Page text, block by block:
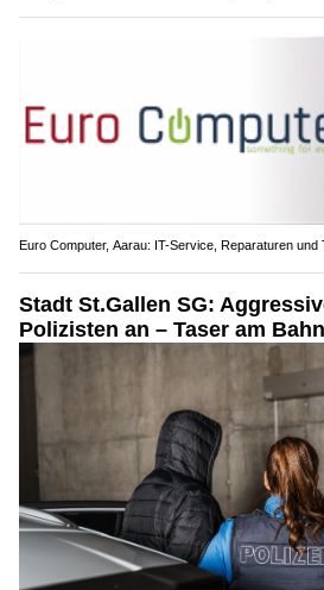
Euro Computer, Aarau: IT-Service, Reparaturen und
Stadt St.Gallen SG:
Polizisten an – Taser am